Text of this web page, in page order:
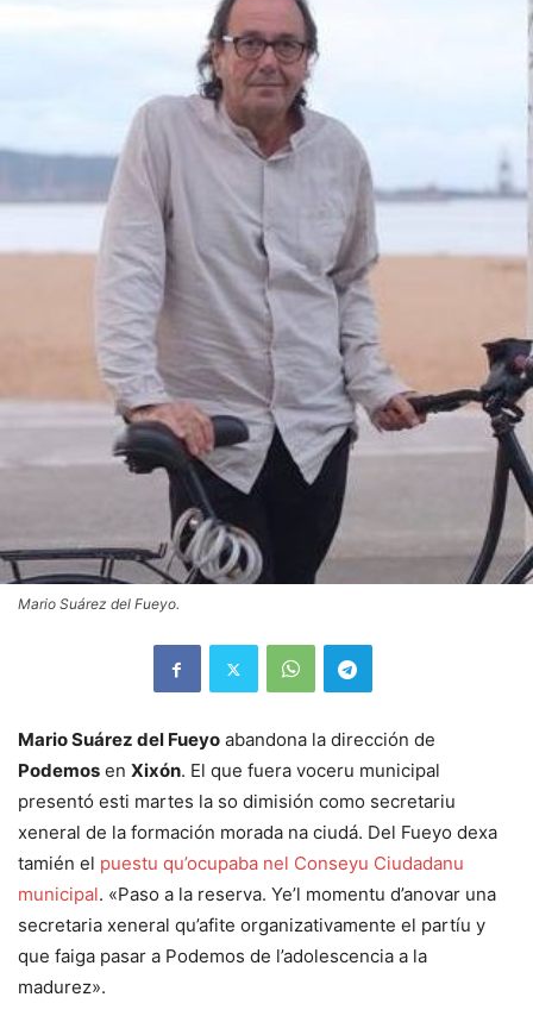
Mario Suárez del Fueyo.
Mario Suárez del Fueyo abandona la dirección de
Podemos en Xixón. El que fuera voceru municipal
presentó esti martes la so dimisión como secretariu
xeneral de la formación morada na ciudá. Del Fueyo dexa
tamién el puestu qu’ocupaba nel Conseyu Ciudadanu
municipal. «Paso a la reserva. Ye’l momentu d’anovar una
secretaria xeneral qu’afite organizativamente el partíu y
que faiga pasar a Podemos de l’adolescencia a la
madurez».